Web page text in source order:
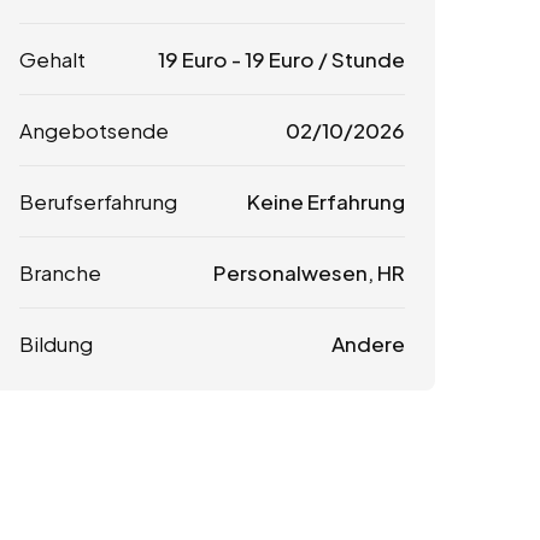
Gehalt 19 Euro -19 Euro / Stunde
Angebotsende 02/10/2026
Berufserfahrung Keine Erfahrung
Branche Personalwesen, HR
Bildung Andere